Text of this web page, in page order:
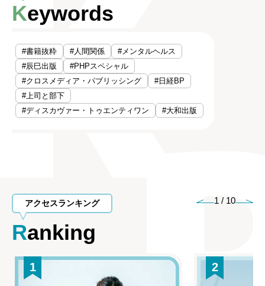
Keywords
#書籍抜粋 #人間関係
#メンタルヘルス
#辰巳出版
#PHPスペシャル
#クロスメディア・パブリッシング
#日経BP
#上司と部下
#ディスカヴァー・トゥエンティワン
#大和出版
アクセスランキング
Ranking
1 / 10
1 2